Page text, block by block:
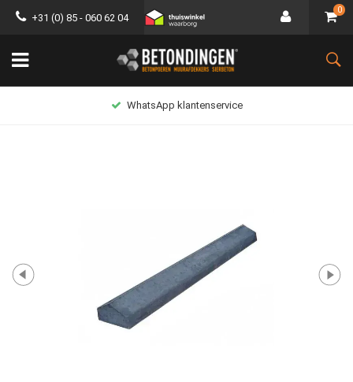
+31 (0) 85 - 060 62 04
0
WhatsApp klantenservice